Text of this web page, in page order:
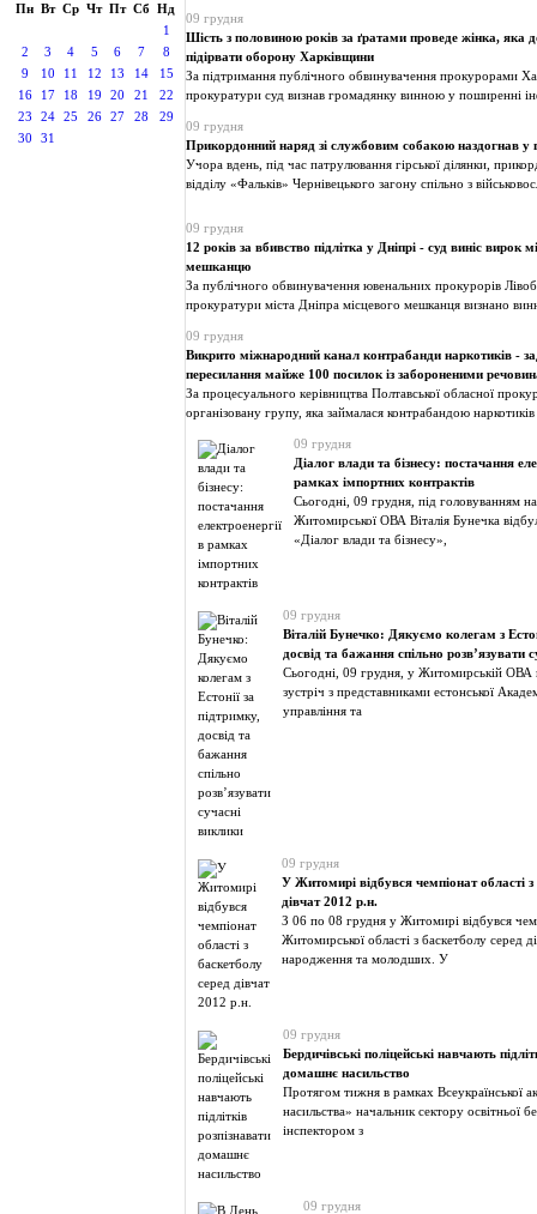
Пн Вт Ср Чт Пт Сб Нд
1
2
3 4 5 6 7
8
9
10 11 12 13 14
15
16
17 18 19 20 21
22
23
24 25 26 27 28
29
30
31
09 грудня
Шість з половиною років за ґратами проведе жінка, яка
підірвати оборону Харківщини
За підтримання публічного обвинувачення прокурорами
прокуратури суд визнав громадянку винною у поширенні
09 грудня
Прикордонний наряд зі службовим собакою наздогнав у
Учора вдень, під час патрулювання гірської ділянки,
відділу «Фальків» Чернівецького загону спільно з
09 грудня
12 років за вбивство підлітка у Дніпрі - суд виніс вирок
мешканцю
За публічного обвинувачення ювенальних прокурорів
прокуратури міста Дніпра місцевого мешканця визнано
09 грудня
Викрито міжнародний канал контрабанди наркотиків -
пересилання майже 100 посилок із забороненими
За процесуального керівництва Полтавської обласної
організовану групу, яка займалася контрабандою наркотиків
09 грудня
Діалог влади та бізнесу: постачання
рамках імпортних контрактів
Сьогодні, 09 грудня, під головуванням
Житомирської ОВА Віталія Бунечка
«Діалог влади та бізнесу»,
09 грудня
Віталій Бунечко: Дякуємо колегам з
досвід та бажання спільно розв’язувати
Сьогодні, 09 грудня, у Житомирській ОВА
зустріч з представниками естонської
управління та
09 грудня
У Житомирі відбувся чемпіонат області з
дівчат 2012 р.н.
З 06 по 08 грудня у Житомирі відбувся
Житомирської області з баскетболу серед
народження та молодших. У
09 грудня
Бердичівські поліцейські навчають
домашнє насильство
Протягом тижня в рамках Всеукраїнської
насильства» начальник сектору освітньої
інспектором з
09 грудня